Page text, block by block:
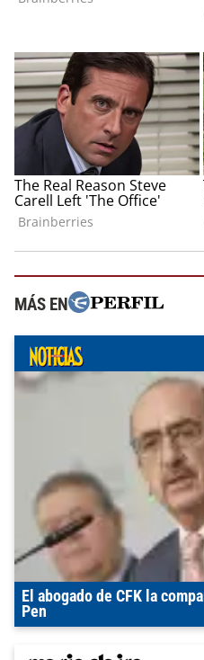
MÁS EN
El abogado de CFK la
Pen